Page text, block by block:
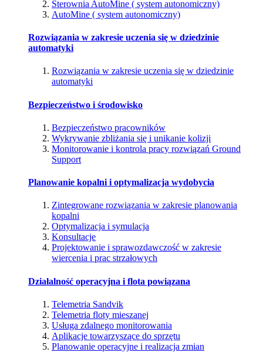
Sterownia AutoMine ( system autonomiczny)
AutoMine ( system autonomiczny)
Rozwiązania w zakresie uczenia się w dziedzinie
automatyki
Rozwiązania w zakresie uczenia się w dziedzinie
automatyki
Bezpieczeństwo i środowisko
Bezpieczeństwo pracowników
Wykrywanie zbliżania się i unikanie kolizji
Monitorowanie i kontrola pracy rozwiązań Ground
Support
Planowanie kopalni i optymalizacja wydobycia
Zintegrowane rozwiązania w zakresie planowania
kopalni
Optymalizacja i symulacja
Konsultacje
Projektowanie i sprawozdawczość w zakresie
wiercenia i prac strzałowych
Działalność operacyjna i flota powiązana
Telemetria Sandvik
Telemetria floty mieszanej
Usługa zdalnego monitorowania
Aplikacje towarzyszące do sprzętu
Planowanie operacyjne i realizacja zmian